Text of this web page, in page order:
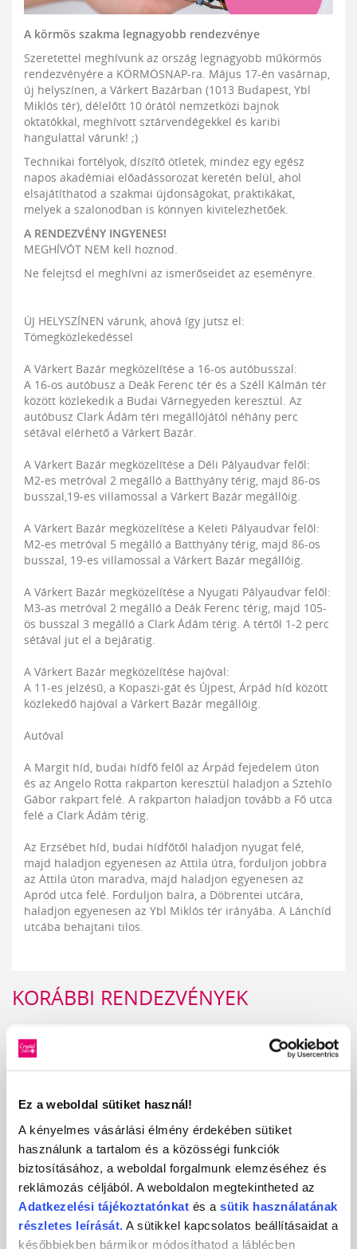
Ez a weboldal sütiket használ!
A kényelmes vásárlási élmény érdekében sütiket
használunk a tartalom és a közösségi funkciók
biztosításához, a weboldal forgalmunk elemzéséhez és
reklámozás céljából. A weboldalon megtekintheted az
Adatkezelési tájékoztatónkat és a sütik használatának
részletes leírását. A sütikkel kapcsolatos beállításaidat a
későbbiekben bármikor módosíthatod a láblécben
A körmös szakma legnagyobb rendezvénye
Szeretettel meghívunk az ország legnagyobb műkörmös
rendezvényére a KÖRMÖSNAP-ra. Május 17-én vasárnap,
új helyszínen, a Várkert Bazárban (1013 Budapest, Ybl
Miklós tér), délelőtt 10 órától nemzetközi bajnok
oktatókkal, meghívott sztárvendégekkel és karibi
hangulattal várunk! ;)
Technikai fortélyok, díszítő ötletek, mindez egy egész
napos akadémiai előadássorozat keretén belül, ahol
elsajátíthatod a szakmai újdonságokat, praktikákat,
melyek a szalonodban is könnyen kivitelezhetőek.
A RENDEZVÉNY INGYENES!
MEGHÍVÓT NEM kell hoznod.
Ne felejtsd el meghívni az ismerőseidet az eseményre.
ÚJ HELYSZÍNEN várunk, ahová így jutsz el:
Tömegközlekedéssel
A Várkert Bazár megközelítése a 16-os autóbusszal:
A 16-os autóbusz a Deák Ferenc tér és a Széll Kálmán tér
között közlekedik a Budai Várnegyeden keresztül. Az
autóbusz Clark Ádám téri megállójától néhány perc
sétával elérhető a Várkert Bazár.
A Várkert Bazár megközelítése a Déli Pályaudvar felől:
M2-es metróval 2 megálló a Batthyány térig, majd 86-os
busszal,19-es villamossal a Várkert Bazár megállóig.
A Várkert Bazár megközelítése a Keleti Pályaudvar felől:
M2-es metróval 5 megálló a Batthyány térig, majd 86-os
busszal, 19-es villamossal a Várkert Bazár megállóig.
A Várkert Bazár megközelítése a Nyugati Pályaudvar felől:
M3-as metróval 2 megálló a Deák Ferenc térig, majd 105-
ös busszal 3 megálló a Clark Ádám térig. A tértől 1-2 perc
sétával jut el a bejáratig.
A Várkert Bazár megközelítése hajóval:
A 11-es jelzésű, a Kopaszi-gát és Újpest, Árpád híd között
közlekedő hajóval a Várkert Bazár megállóig.
Autóval
A Margit híd, budai hídfő felől az Árpád fejedelem úton
és az Angelo Rotta rakparton keresztül haladjon a Sztehlo
Gábor rakpart felé. A rakparton haladjon tovább a Fő utca
felé a Clark Ádám térig.
Az Erzsébet híd, budai hídfőtől haladjon nyugat felé,
majd haladjon egyenesen az Attila útra, forduljon jobbra
az Attila úton maradva, majd haladjon egyenesen az
Apród utca felé. Forduljon balra, a Döbrentei utcára,
haladjon egyenesen az Ybl Miklós tér irányába. A Lánchíd
utcába behajtani tilos.
KORÁBBI RENDEZVÉNYEK
KÖRMÖSNAP 2026 NYÁR ISM.
KÖRMÖSNAP 2024/25 TÉL ISMÉTLÉS
KÖRMÖSNAP 2024/25 TÉL
KÖRMÖSNAP 2024 NYÁR ISMÉTLÉS